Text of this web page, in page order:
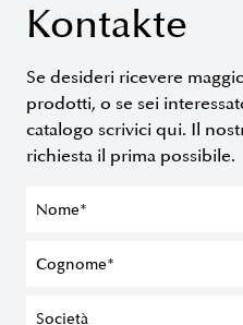
Kontakte
Se desideri ricevere
prodotti, o se sei
catalogo scrivici qui. Il
richiesta il prima possibile.